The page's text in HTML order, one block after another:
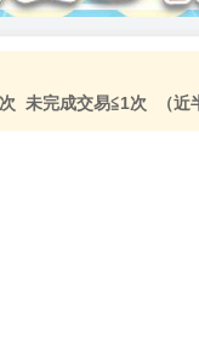
紙箱包裝》